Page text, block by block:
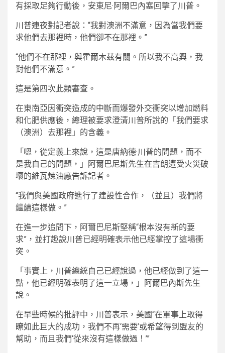
有採取足夠行動後，安東尼·阿爾巴內塞回擊了川普。
川普連夜對記者說：“我對澳洲不滿意，因為當我們要
求他們去那裡時，他們卻不在那裡。”
“他們不在那裡，與霍爾木茲有關。所以我不高興，我
對他們不滿意。”
這是第四次此類審查。
在東南亞因衝突造成的中斷而爆發外交衝突以增加燃料
和化肥供應後，總理被要求澄清川普所說的「我們要求
（澳洲）去那裡」的含義。
「嗯，從定義上來說，這是唐納德·川普的問題，而不
是我自己的問題，」阿爾巴尼斯先生在吉朗遭受火災破
壞的維瓦煉油廠告訴記者。
“我們與美國政府進行了建設性合作，（並且）我們將
繼續這樣做。”
在進一步追問下，阿爾巴尼斯堅稱“根本沒有新的要
求”，並打趣說川普已經明確表示他已經掌控了這場衝
突。
「事實上，川普總統自己已經說過，他已經做到了這一
點，他已經明確表明了這一立場，」阿爾巴內斯先生
說。
在早些時候的批評中，川普表示，美國“在軍事上取得
瞭如此巨大的成功，我們不再‘需要’或希望得到盟友的
幫助，而且我們‘從來沒有這樣做過！’”